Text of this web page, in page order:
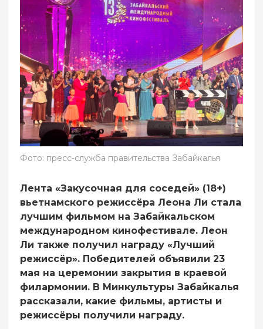
Фото: пресс-служба правительства Забайкалья
Лента «Закусочная для соседей» (18+)
вьетнамского режиссёра Леона Ли стала
лучшим фильмом на Забайкальском
международном кинофестивале. Леон
Ли также получил награду «Лучший
режиссёр». Победителей объявили 23
мая на церемонии закрытия в краевой
филармонии. В Минкультуры Забайкалья
рассказали, какие фильмы, артисты и
режиссёры получили награду.